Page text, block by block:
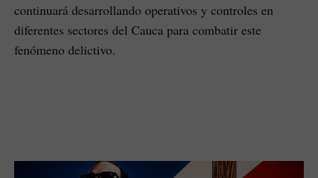
continuará desarrollando operativos y controles en
diferentes sectores del Cauca para combatir este
fenómeno delictivo.